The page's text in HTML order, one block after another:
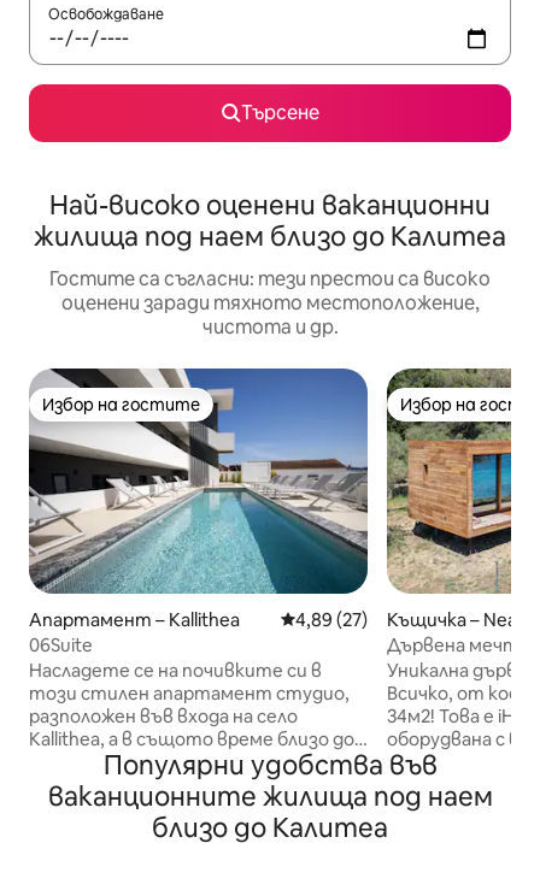
Освобождаване
Търсене
Най-високо оценени ваканционни
жилища под наем близо до Калитеа
Гостите са съгласни: тези престои са високо
оценени заради тяхното местоположение,
чистота и др.
Избор на гостите
Избор на гостите
Апартамент – Kallithea Средна оценка: 4,89 от 5,
4,89 (27)
06Suite
Насладете се на почивките си в
този стилен апартамент студио,
разположен във входа на село
Kallithea, а в същото време близо до
всичко, което някой може да се
нуждае. Организиран плаж с много
възможности за хранене и плажни
барове, ресторанти, кафенета,
Избор на
Избор на
Къщичка – Nea
Дървена мечта
Уникална
Всичко, от
34м2! Това е iHouse и е напълно
оборудвана с
удобства.
нашето поле в
пред морето.
Популярни удобства във
ваканционните жилища под наем
близо до Калитеа